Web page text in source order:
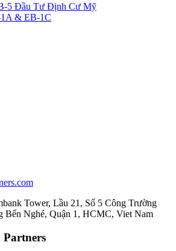
5 Đầu Tư Định Cư Mỹ
& EB-1C
Tower, Lầu 21, Số 5 Công Trường
Bến Nghé, Quận 1, HCMC, Viet Nam